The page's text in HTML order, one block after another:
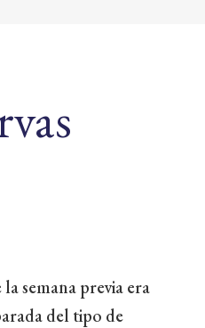
semana previa era
del tipo de